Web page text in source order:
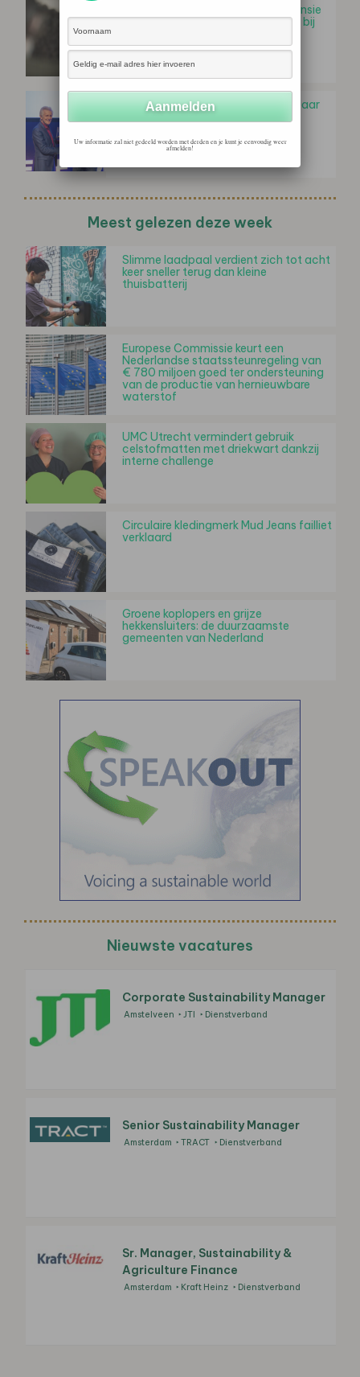
Donald Pols vertrekt bij Milieudefensie
en wordt directeur duurzaamheid bij
13e editie MVO Manager van het Jaar
Meest gelezen deze week
Slimme laadpaal verdient zich tot acht
keer sneller terug dan kleine
thuisbatterij
Europese Commissie keurt een
Nederlandse staatssteunregeling van
€ 780 miljoen goed ter ondersteuning
van de productie van hernieuwbare
waterstof
UMC Utrecht vermindert gebruik
celstofmatten met driekwart dankzij
interne challenge
Circulaire kledingmerk Mud Jeans failliet
verklaard
Groene koplopers en grijze
hekkensluiters: de duurzaamste
gemeenten van Nederland
Nieuwste vacatures
Corporate Sustainability Manager
Amstelveen JTI Dienstverband
Senior Sustainability Manager
Amsterdam TRACT Dienstverband
Sr. Manager, Sustainability &
Agriculture Finance
Amsterdam Kraft Heinz Dienstverband
Uw informatie zal niet gedeeld worden met derden en je kunt je eenvoudig weer
afmelden!